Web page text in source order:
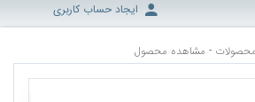
ایجاد حساب کاربری
محصولات - مشاهده محصول